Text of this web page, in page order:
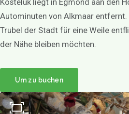
Kosteluk liegt in Egmond aan den
Autominuten von Alkmaar entfernt.
Trubel der Stadt für eine Weile
der Nähe bleiben möchten.
Um zu buchen